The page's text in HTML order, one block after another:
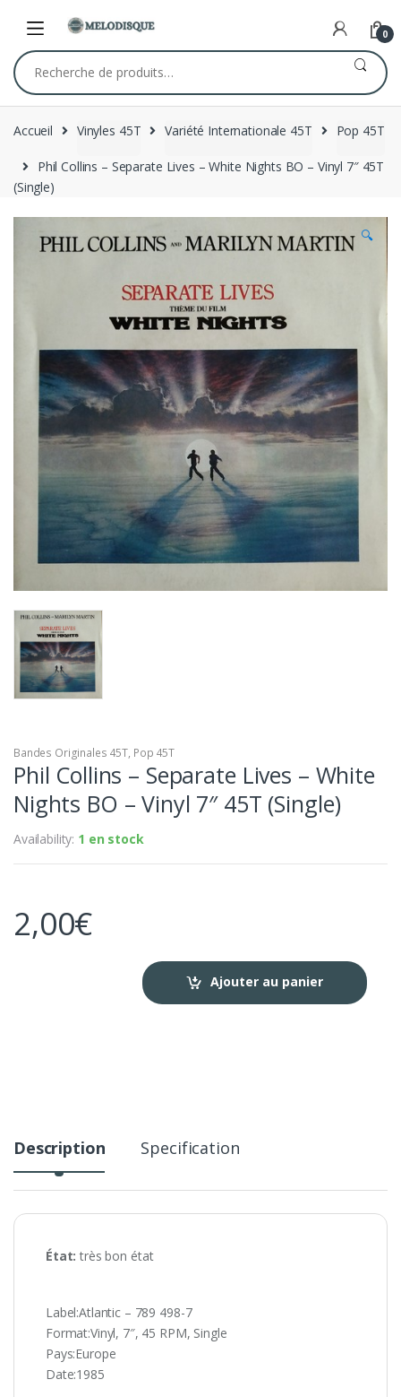
navigation
content
0
Recherche
pour :
Accueil Vinyles 45T Variété Internationale 45T Pop 45T
Phil Collins – Separate Lives – White Nights BO – Vinyl 7″ 45T
(Single)
🔍
Bandes Originales 45T, Pop 45T
Phil Collins – Separate Lives – White
Nights BO – Vinyl 7″ 45T (Single)
Availability: 1 en stock
2,00€
Ajouter au panier
Description Specification
État: très bon état
Label:Atlantic ‎– 789 498-7
Format:Vinyl, 7″, 45 RPM, Single
Pays:Europe
Date:1985